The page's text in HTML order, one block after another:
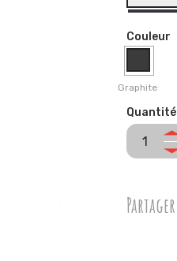
Couleur
Graphite
Quantité
Partager